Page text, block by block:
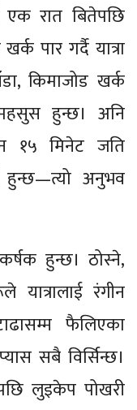
एक रात बितेपछि
पार गर्दै यात्रा
किमाजोड खर्क
हुन्छ। अनि
१५ मिनेट जति
हुन्छ—त्यो अनुभव
हुन्छ। ठोस्ने,
यात्रालाई रंगीन
फैलिएका
सबै विर्सिन्छ।
लुइकेप पोखरी